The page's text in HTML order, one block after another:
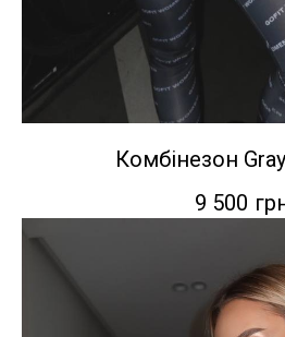
Комбінезон
9 500